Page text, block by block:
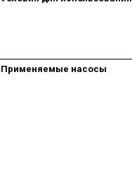
Применяемые насосы